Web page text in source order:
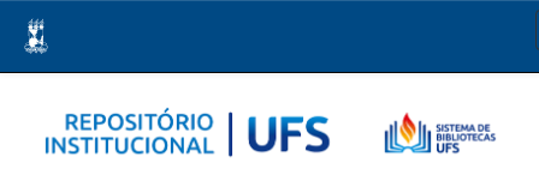
navigation